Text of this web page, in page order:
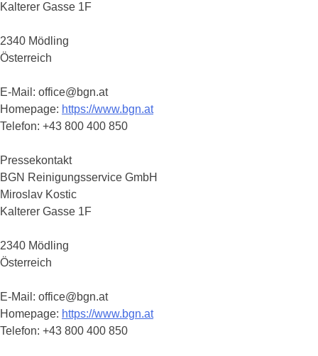
Kalterer Gasse 1F
2340 Mödling
Österreich
E-Mail: office@bgn.at
Homepage: https://www.bgn.at
Telefon: +43 800 400 850
Pressekontakt
BGN Reinigungsservice GmbH
Miroslav Kostic
Kalterer Gasse 1F
2340 Mödling
Österreich
E-Mail: office@bgn.at
Homepage: https://www.bgn.at
Telefon: +43 800 400 850